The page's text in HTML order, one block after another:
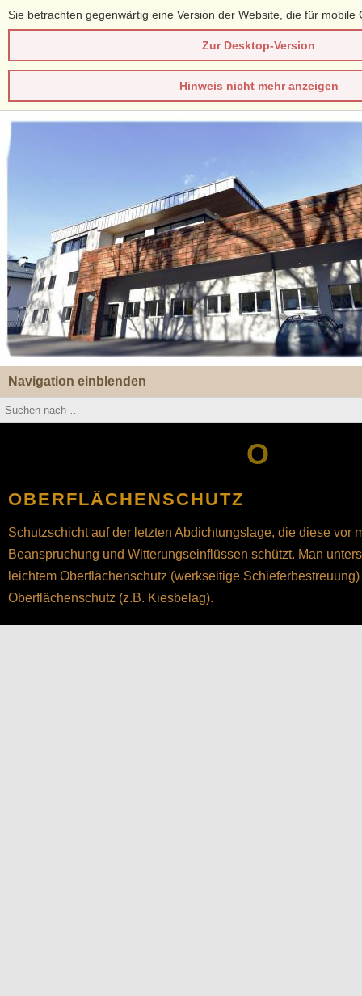
Sie betrachten gegenwärtig eine Version der Website, die für mobile
Zur Desktop-Version
Hinweis nicht mehr anzeigen
Navigation einblenden
O
OBERFLÄCHENSCHUTZ
Schutzschicht auf der letzten Abdichtungslage, die diese vor
Beanspruchung und Witterungseinflüssen schützt. Man
leichtem Oberflächenschutz (werkseitige
Oberflächenschutz (z.B. Kiesbelag).